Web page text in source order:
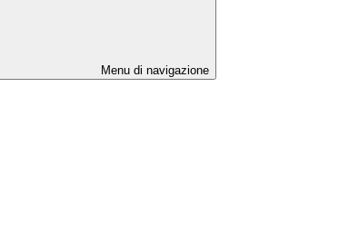
Menu di navigazione